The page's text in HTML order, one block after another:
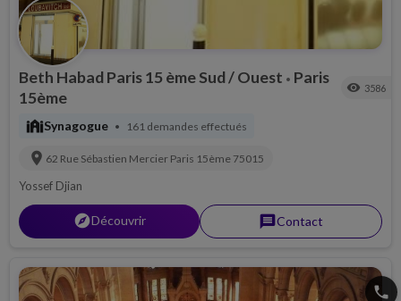
Beth Habad Paris 15 ème Sud / Ouest • Paris
15ème
visibility 3586
synagogueSynagogue • 161 demandes effectués
location_on 62 Rue Sébastien Mercier Paris 15ème 75015
Yossef Djian
explorerDécouvrir messageContact
phone